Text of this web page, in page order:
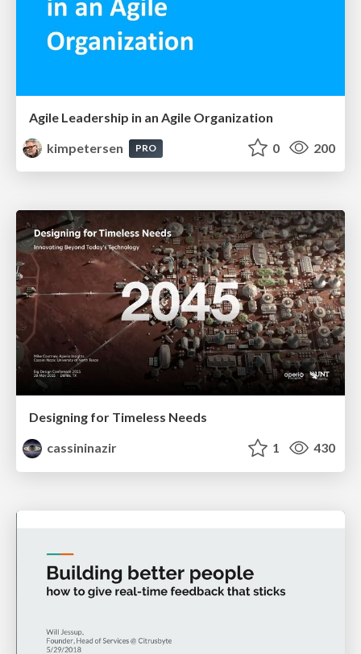
Agile Leadership in an Agile Organization
kimpetersen
PRO 0 200
Designing for Timeless Needs
cassininazir
1 430